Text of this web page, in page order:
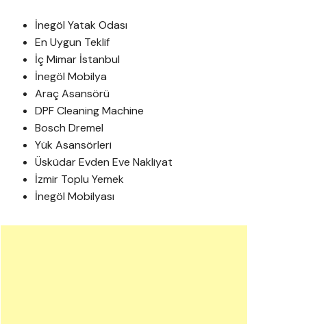
İnegöl Yatak Odası
En Uygun Teklif
İç Mimar İstanbul
İnegöl Mobilya
Araç Asansörü
DPF Cleaning Machine
Bosch Dremel
Yük Asansörleri
Üsküdar Evden Eve Nakliyat
İzmir Toplu Yemek
İnegöl Mobilyası